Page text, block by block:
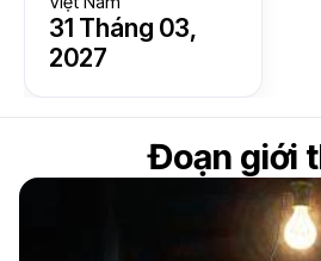
31 Tháng 03,
2027
Đoạn giới